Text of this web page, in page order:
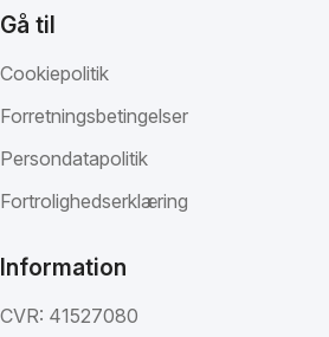
Gå til
Cookiepolitik
Forretningsbetingelser
Persondatapolitik
Fortrolighedserklæring
Information
CVR: 41527080